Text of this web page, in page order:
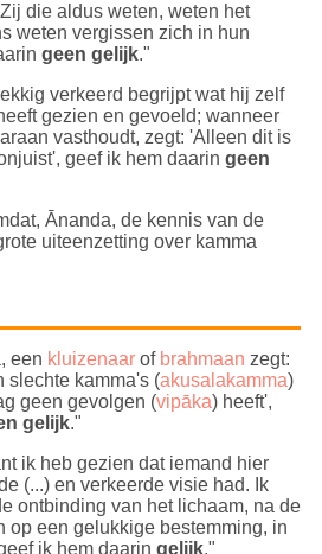
die aldus weten, weten het
weten vergissen zich in hun
geen gelijk."
verkeerd begrijpt wat hij zelf
gezien en gevoeld; wanneer
vasthoudt, zegt: 'Alleen dit is
geef ik hem daarin geen
Ānanda, de kennis van de
uiteenzetting over kamma
een kluizenaarof brahmaan zegt:
slechte kamma's (akusalakamma)
geen gevolgen (vipāka) heeft',
gelijk."
ik heb gezien dat iemand hier
(...) en verkeerde visie had. Ik
ontbinding van het lichaam, na de
op een gelukkige bestemming, in
ik hem daarin gelijk."